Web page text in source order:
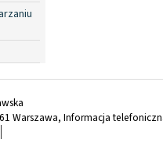
Warszawa, Informacja